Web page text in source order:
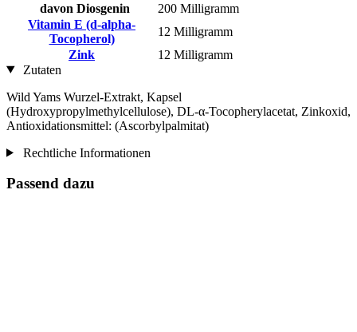
davon Diosgenin
200 Milligramm
Vitamin E (d-alpha-
Tocopherol)
12 Milligramm
Zink
12 Milligramm
Zutaten
Wild Yams Wurzel-Extrakt, Kapsel
(Hydroxypropylmethylcellulose), DL-α-Tocopherylacetat, Zinkoxid,
Antioxidationsmittel: (Ascorbylpalmitat)
Rechtliche Informationen
Passend dazu